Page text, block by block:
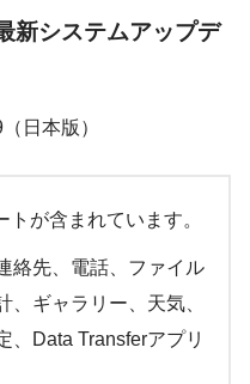
新システムアップデ
日本版）
が含まれています。
絡先、電話、ファイル
、ギャラリー、天気、
、Data Transferアプリ